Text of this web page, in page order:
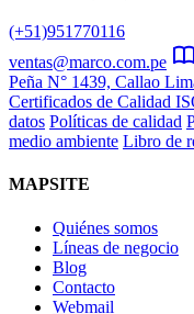
(+51)951770116
ventas@marco.com.pe
Peña N° 1439, Callao
Certificados de Calidad
datos Políticas de calidad
medio ambiente Libro de
MAPSITE
Quiénes somos
Líneas de negocio
Blog
Contacto
Webmail